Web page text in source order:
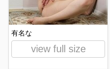
有名な
view full size